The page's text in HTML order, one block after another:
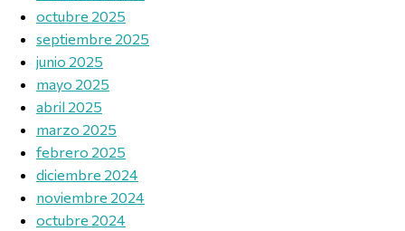
octubre 2025
septiembre 2025
junio 2025
mayo 2025
abril 2025
marzo 2025
febrero 2025
diciembre 2024
noviembre 2024
octubre 2024